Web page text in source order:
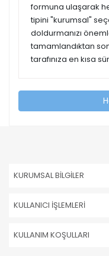
formuna ulaşarak
tipini "kurumsal"
doldurmanızı
tamamlandıktan
tarafınıza en kısa
KURUMSAL BİLGİLER
KULLANICI İŞLEMLERİ
KULLANIM KOŞULLARI